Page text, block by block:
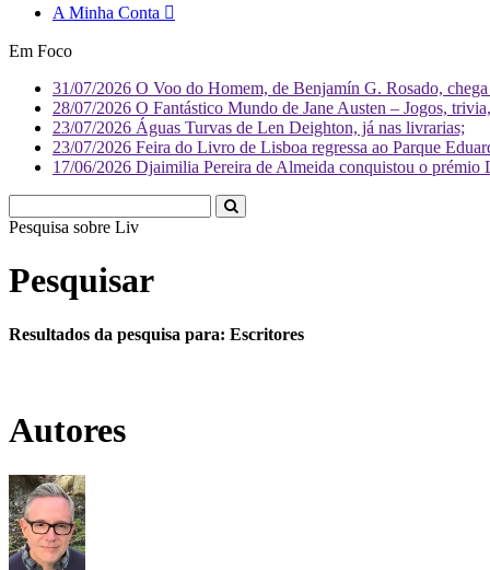
A Minha Conta
Em Foco
31/07/2026 O Voo do Homem, de Benjamín G. Rosado,
28/07/2026 O Fantástico Mundo de Jane Austen – Jogos,
23/07/2026 Águas Turvas de Len Deighton, já nas livrarias;
23/07/2026 Feira do Livro de Lisboa regressa ao Parque
17/06/2026 Djaimilia Pereira de Almeida conquistou o
Pesquisa sobre Literatura
Pesquisar
Resultados da pesquisa para: Escritores
Autores